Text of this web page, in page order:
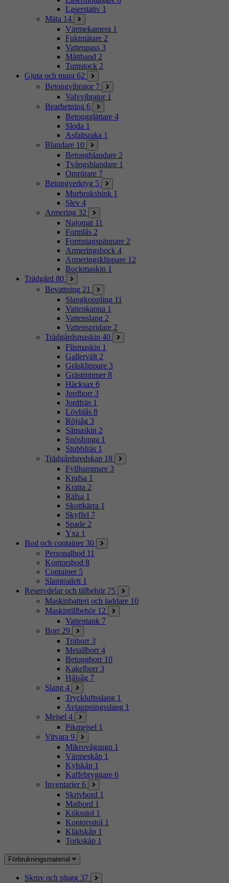
Laserstativ 1
Mäta 14
Värmekamera 1
Fuktmätare 2
Vattenpass 3
Måttband 2
Tumstock 2
Gjuta och mura 62
Betongvibrator 7
Valvvibrator 1
Bearbetning 6
Betongglättare 4
Sloda 1
Asfaltsraka 1
Blandare 10
Betongblandare 2
Tvångsblandare 1
Omrörare 7
Betongverktyg 5
Murbrukshink 1
Slev 4
Armering 32
Najomat 11
Formlås 2
Formstagspännare 2
Armeringsbock 4
Armeringsklippare 12
Bockmaskin 1
Trädgård 80
Bevattning 21
Slangkoppling 11
Vattenkanna 1
Vattenslang 2
Vattenspridare 2
Trädgårdsmaskin 40
Flismaskin 1
Gallervält 2
Gräsklippare 3
Grästrimmer 8
Häcksax 6
Jordborr 3
Jordfräs 1
Lövblås 8
Röjsåg 3
Såmaskin 2
Snöslunga 1
Stubbfräs 1
Trädgårdsredskap 18
Fyllhammare 3
Krafsa 1
Kratta 2
Räfsa 1
Skottkärra 1
Skyffel 7
Spade 2
Yxa 1
Bod och container 30
Personalbod 11
Kontorsbod 8
Container 5
Slamtoalett 1
Reservdelar och tillbehör 75
Maskinbatteri och laddare 10
Maskintillbehör 12
Vattentank 7
Borr 29
Träborr 3
Metallborr 4
Betongborr 10
Kakelborr 3
Hålsåg 7
Slang 4
Tryckluftsslang 1
Avtappningsslang 1
Mejsel 4
Pikmejsel 1
Vitvara 9
Mikrovågsugn 1
Värmeskåp 1
Kylskåp 1
Kaffebryggare 6
Inventarier 6
Skrivbord 1
Matbord 1
Köksstol 1
Kontorsstol 1
Klädskåp 1
Torkskåp 1
Förbrukningsmaterial
Skruv och plugg 37